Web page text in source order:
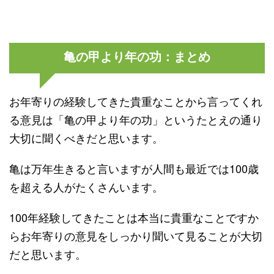
亀の甲より年の功：まとめ
お年寄りの経験してきた貴重なことから言ってくれ
る意見は「亀の甲より年の功」というたとえの通り
大切に聞くべきだと思います。
亀は万年生きると言いますが人間も最近では100歳
を超える人がたくさんいます。
100年経験してきたことは本当に貴重なことですか
らお年寄りの意見をしっかり聞いて見ることが大切
だと思います。